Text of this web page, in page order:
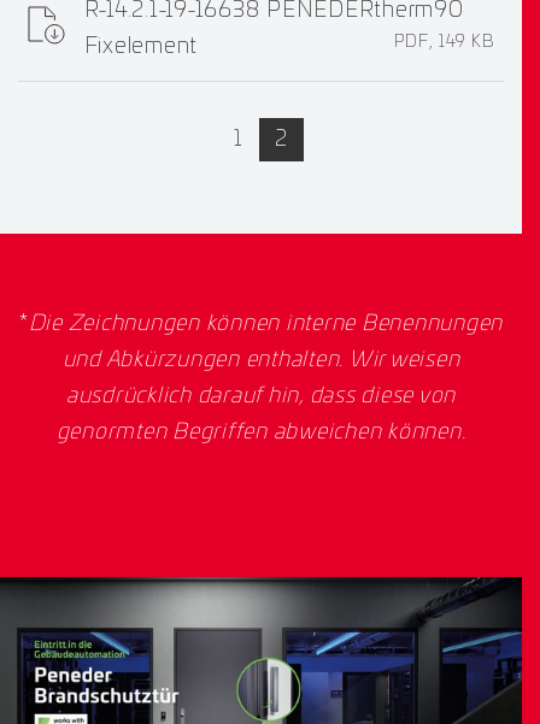
R-14.2.1-19-16638 PENEDERtherm90
Fixelement
PDF, 149 KB
1 2
*Die Zeichnungen können interne Benennungen
und Abkürzungen enthalten. Wir weisen
ausdrücklich darauf hin, dass diese von
genormten Begriffen abweichen können.